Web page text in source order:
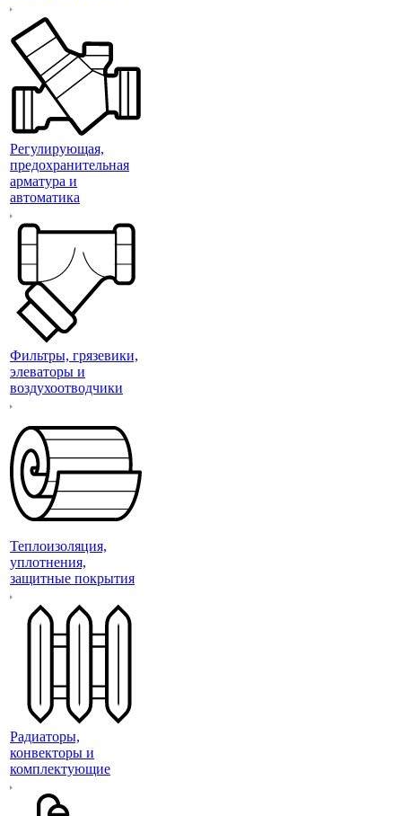
Регулирующая,
предохранительная
арматура и
автоматика
Фильтры, грязевики,
элеваторы и
воздухоотводчики
Теплоизоляция,
уплотнения,
защитные покрытия
Радиаторы,
конвекторы и
комплектующие